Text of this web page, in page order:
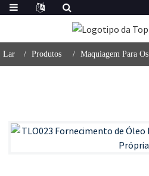
Lar Produtos Maquiagem Para